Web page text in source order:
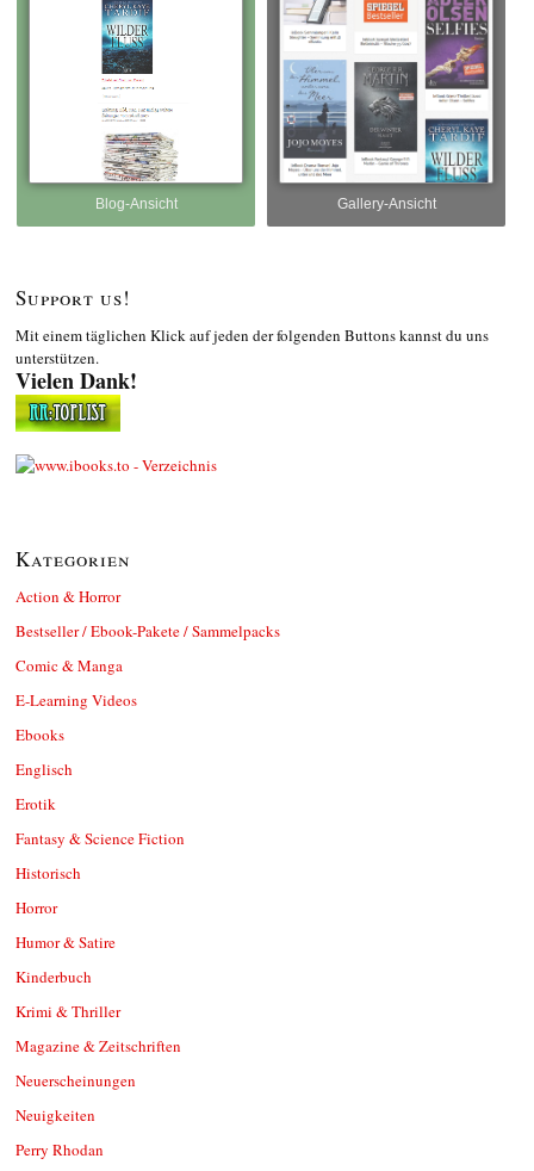
Blog-Ansicht Gallery-Ansicht
Support us!
Mit einem täglichen Klick auf jeden der folgenden Buttons kannst du uns
unterstützen.
Vielen Dank!
Kategorien
Action & Horror
Bestseller / Ebook-Pakete / Sammelpacks
Comic & Manga
E-Learning Videos
Ebooks
Englisch
Erotik
Fantasy & Science Fiction
Historisch
Horror
Humor & Satire
Kinderbuch
Krimi & Thriller
Magazine & Zeitschriften
Neuerscheinungen
Neuigkeiten
Perry Rhodan